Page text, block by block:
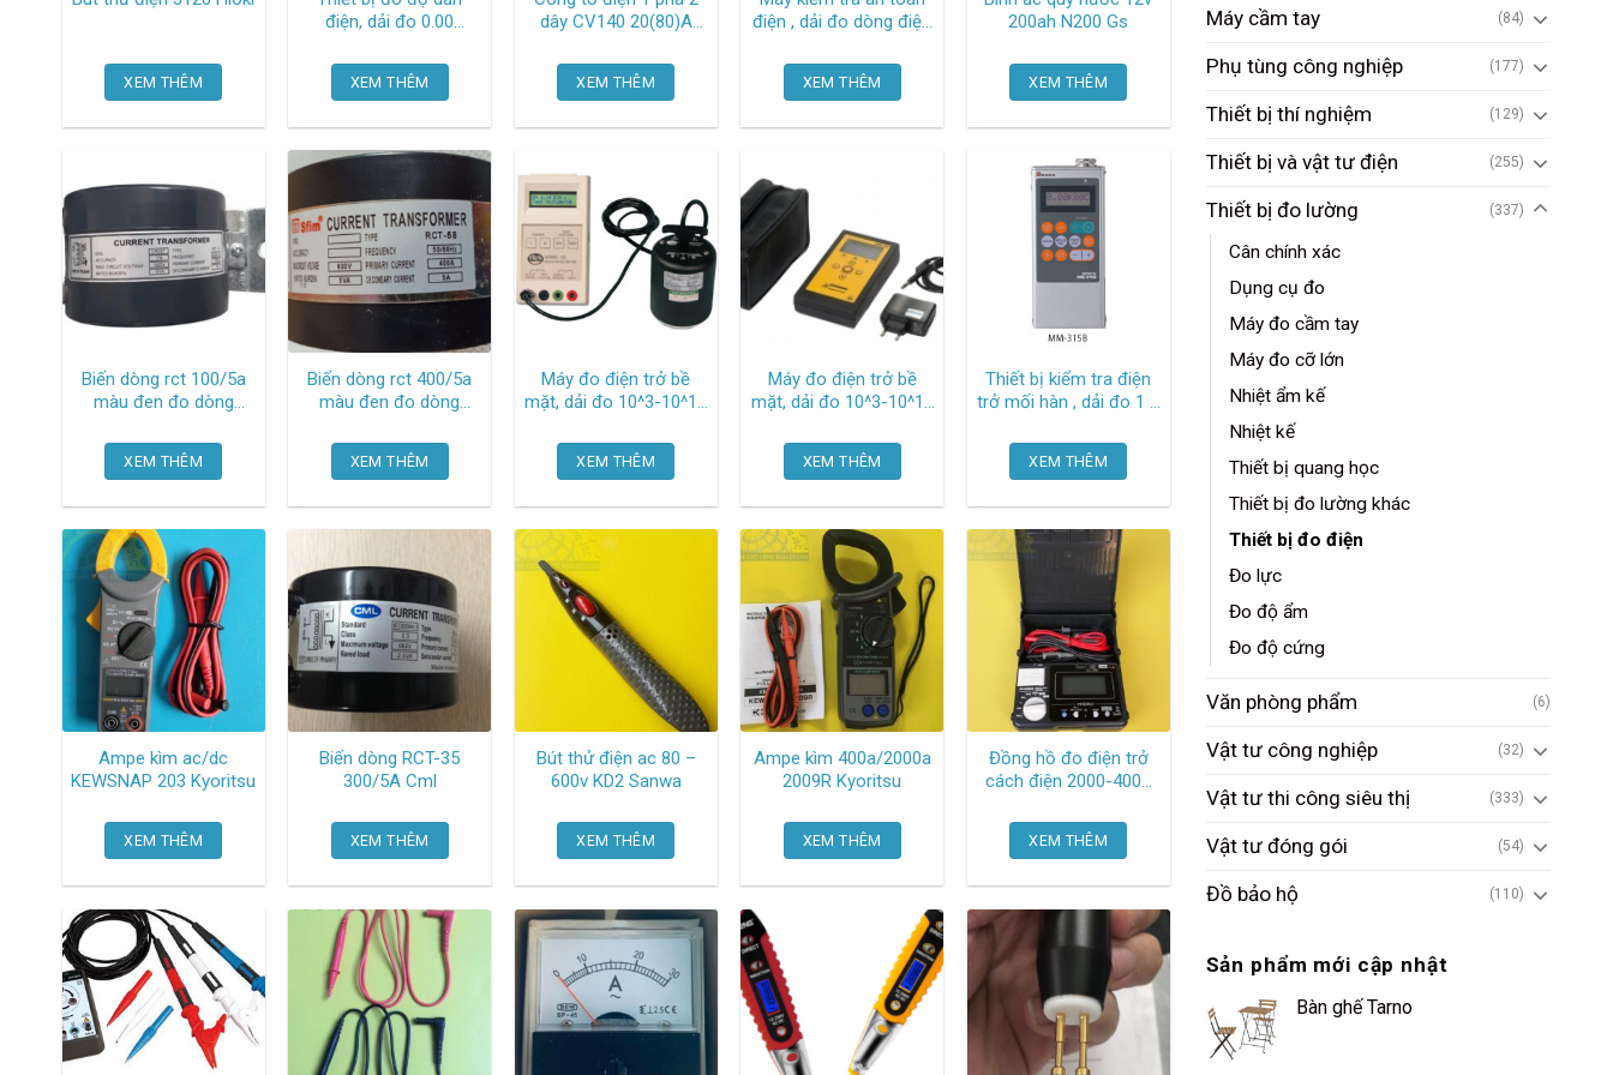
XEM THÊM
điện, dải đo 0.00
,bao gồm màn hình,
đầu dò và dây EC-4110
XEM THÊM
dây CV140 20(80)A
XEM THÊM
điện , dải đo dòng điện
7440 Extech
XEM THÊM
200ah N200 Gs
XEM THÊM
Biến dòng rct 100/5a
màu đen đo dòng
XEM THÊM
Biến dòng rct 400/5a
màu đen đo dòng
XEM THÊM
Máy đo điện trở bề
mặt, dải đo 10^3-10^13
XEM THÊM
Máy đo điện trở bề
mặt, dải đo 10^3-10^12
200 Wolfgang-
warmbier
XEM THÊM
Thiết bị kiểm tra điện
trở mối hàn , dải đo 1 –
240 vac MM-315B-00-
00 Amada
XEM THÊM
Ampe kìm ac/dc
KEWSNAP 203 Kyoritsu
XEM THÊM
Biến dòng RCT-35
300/5A Cml
XEM THÊM
Bút thử điện ac 80 –
600v KD2 Sanwa
XEM THÊM
Ampe kìm 400a/2000a
2009R Kyoritsu
XEM THÊM
Đồng hồ đo điện trở
cách điện 2000-4000
XEM THÊM
Máy cầm tay (84)
Phụ tùng công nghiệp (177)
Thiết bị thí nghiệm (129)
Thiết bị và vật tư điện (255)
Thiết bị đo lường (337)
Cân chính xác
Dụng cụ đo
Máy đo cầm tay
Máy đo cỡ lớn
Nhiệt ẩm kế
Nhiệt kế
Thiết bị quang học
Thiết bị đo lường khác
Thiết bị đo điện
Đo lực
Đo độ ẩm
Đo độ cứng
Văn phòng phẩm (6)
Vật tư công nghiệp (32)
Vật tư thi công siêu thị (333)
Vật tư đóng gói (54)
Đồ bảo hộ (110)
Sản phẩm mới cập nhật
Bàn ghế Tarno